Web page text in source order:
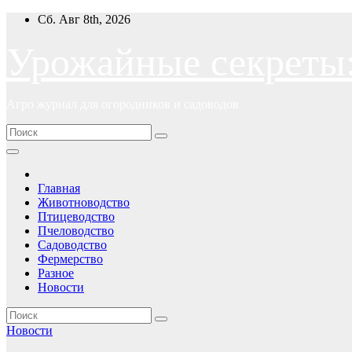
ПерейтиСб. Авг 8th, 2026
Главная
Животноводство
Птицеводство
Пчеловодство
Садоводство
Фермерство
Разное
Новости
Новости